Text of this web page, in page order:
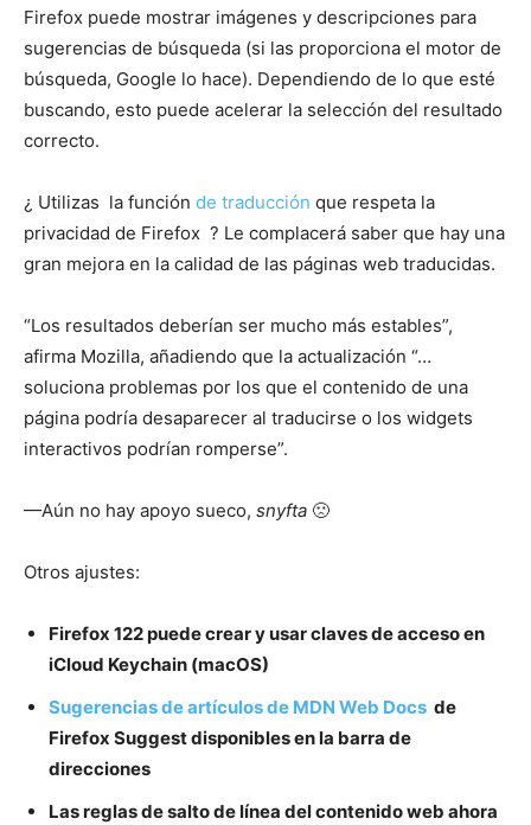
Firefox puede mostrar imágenes y descripciones para
sugerencias de búsqueda (si las proporciona el motor de
búsqueda, Google lo hace). Dependiendo de lo que esté
buscando, esto puede acelerar la selección del resultado
correcto.
¿ Utilizas la función de traducción que respeta la
privacidad de Firefox ? Le complacerá saber que hay una
gran mejora en la calidad de las páginas web traducidas.
“Los resultados deberían ser mucho más estables”,
afirma Mozilla, añadiendo que la actualización “…
soluciona problemas por los que el contenido de una
página podría desaparecer al traducirse o los widgets
interactivos podrían romperse”.
—Aún no hay apoyo sueco, snyfta 🙁
Otros ajustes:
Firefox 122 puede crear y usar claves de acceso en
iCloud Keychain (macOS)
Sugerencias de artículos de MDN Web Docs de
Firefox Suggest disponibles en la barra de
direcciones
Las reglas de salto de línea del contenido web ahora